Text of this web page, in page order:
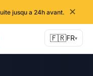
jusqu a 24h avant. ✕
🇫🇷FR▾